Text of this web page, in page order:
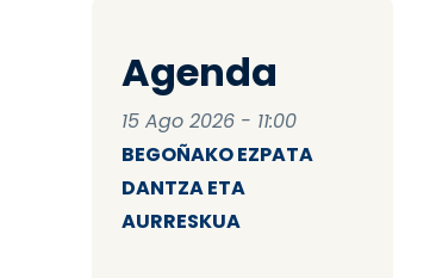
Agenda
15 Ago 2026 - 11:00
BEGOÑAKO EZPATA
DANTZA ETA
AURRESKUA